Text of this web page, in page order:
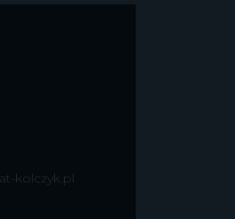
kolczyk.pl